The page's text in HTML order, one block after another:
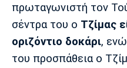
Μάντσεστερ
Γιουνάιτεντ
πρωταγωνιστή τον
σέντρα του ο Τζίμας
οριζόντιο δοκάρι,
του προσπάθεια ο